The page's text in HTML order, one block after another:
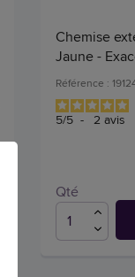
Chemise
Jaune -
Référence :
5/5 - 2 avis
Qté